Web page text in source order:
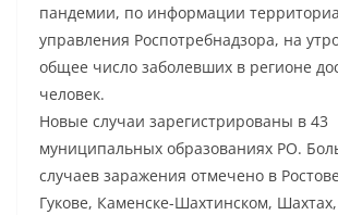
пандемии, по информации
управления Роспотребнадзора, на
общее число заболевших в регионе
человек.
Новые случаи зарегистрированы в 43
муниципальных образованиях РО.
случаев заражения отмечено в
Гукове, Каменске-Шахтинском, Шахтах,